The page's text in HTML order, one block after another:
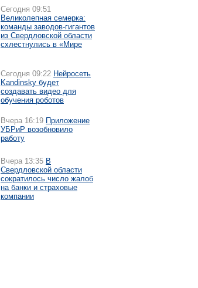
Сегодня 09:51
Великолепная семерка:
команды заводов-гигантов
из Свердловской области
схлестнулись в «Мире
Сегодня 09:22 Нейросеть
Kandinsky будет
создавать видео для
обучения роботов
Вчера 16:19 Приложение
УБРиР возобновило
работу
Вчера 13:35 В
Свердловской области
сократилось число жалоб
на банки и страховые
компании